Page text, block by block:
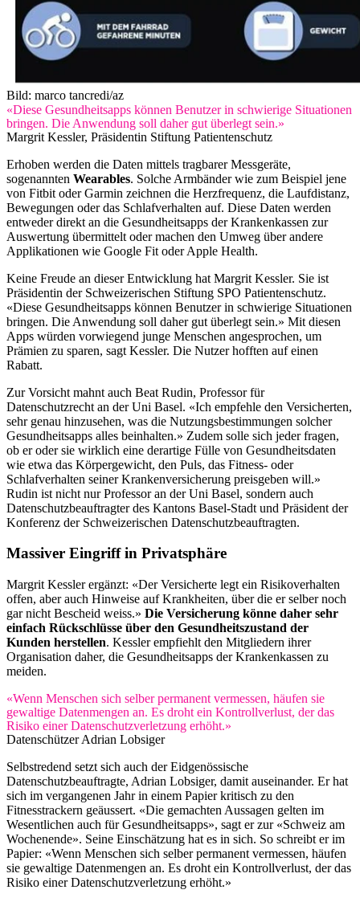
Bild: marco tancredi/az
«Diese Gesundheitsapps können Benutzer in schwierige Situationen
bringen. Die Anwendung soll daher gut überlegt sein.»
Margrit Kessler, Präsidentin Stiftung Patientenschutz
Erhoben werden die Daten mittels tragbarer Messgeräte,
sogenannten Wearables. Solche Armbänder wie zum Beispiel jene
von Fitbit oder Garmin zeichnen die Herzfrequenz, die Laufdistanz,
Bewegungen oder das Schlafverhalten auf. Diese Daten werden
entweder direkt an die Gesundheitsapps der Krankenkassen zur
Auswertung übermittelt oder machen den Umweg über andere
Applikationen wie Google Fit oder Apple Health.
Keine Freude an dieser Entwicklung hat Margrit Kessler. Sie ist
Präsidentin der Schweizerischen Stiftung SPO Patientenschutz.
«Diese Gesundheitsapps können Benutzer in schwierige Situationen
bringen. Die Anwendung soll daher gut überlegt sein.» Mit diesen
Apps würden vorwiegend junge Menschen angesprochen, um
Prämien zu sparen, sagt Kessler. Die Nutzer hofften auf einen
Rabatt.
Zur Vorsicht mahnt auch Beat Rudin, Professor für
Datenschutzrecht an der Uni Basel. «Ich empfehle den Versicherten,
sehr genau hinzusehen, was die Nutzungsbestimmungen solcher
Gesundheitsapps alles beinhalten.» Zudem solle sich jeder fragen,
ob er oder sie wirklich eine derartige Fülle von Gesundheitsdaten
wie etwa das Körpergewicht, den Puls, das Fitness- oder
Schlafverhalten seiner Krankenversicherung preisgeben will.»
Rudin ist nicht nur Professor an der Uni Basel, sondern auch
Datenschutzbeauftragter des Kantons Basel-Stadt und Präsident der
Konferenz der Schweizerischen Datenschutzbeauftragten.
Massiver Eingriff in Privatsphäre
Margrit Kessler ergänzt: «Der Versicherte legt ein Risikoverhalten
offen, aber auch Hinweise auf Krankheiten, über die er selber noch
gar nicht Bescheid weiss.» Die Versicherung könne daher sehr
einfach Rückschlüsse über den Gesundheitszustand der
Kunden herstellen. Kessler empfiehlt den Mitgliedern ihrer
Organisation daher, die Gesundheitsapps der Krankenkassen zu
meiden.
«Wenn Menschen sich selber permanent vermessen, häufen sie
gewaltige Datenmengen an. Es droht ein Kontrollverlust, der das
Risiko einer Datenschutzverletzung erhöht.»
Datenschützer Adrian Lobsiger
Selbstredend setzt sich auch der Eidgenössische
Datenschutzbeauftragte, Adrian Lobsiger, damit auseinander. Er hat
sich im vergangenen Jahr in einem Papier kritisch zu den
Fitnesstrackern geäussert. «Die gemachten Aussagen gelten im
Wesentlichen auch für Gesundheitsapps», sagt er zur «Schweiz am
Wochenende». Seine Einschätzung hat es in sich. So schreibt er im
Papier: «Wenn Menschen sich selber permanent vermessen, häufen
sie gewaltige Datenmengen an. Es droht ein Kontrollverlust, der das
Risiko einer Datenschutzverletzung erhöht.»